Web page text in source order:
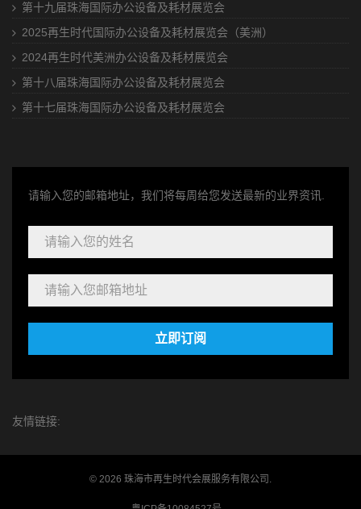
第十九届珠海国际办公设备及耗材展览会
2025再生时代国际办公设备及耗材展览会（美洲）
2024再生时代美洲办公设备及耗材展览会
第十八届珠海国际办公设备及耗材展览会
第十七届珠海国际办公设备及耗材展览会
请输入您的邮箱地址，我们将每周给您发送最新的业界资讯.
立即订阅
友情链接:
© 2026 珠海市再生时代会展服务有限公司.